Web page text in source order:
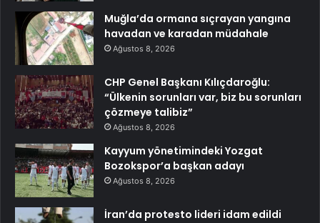
Muğla’da ormana sıçrayan yangına
havadan ve karadan müdahale
Ağustos 8, 2026
CHP Genel Başkanı Kılıçdaroğlu:
“Ülkenin sorunları var, biz bu sorunları
çözmeye talibiz”
Ağustos 8, 2026
Kayyum yönetimindeki Yozgat
Bozokspor’a başkan adayı
Ağustos 8, 2026
İran’da protesto lideri idam edildi